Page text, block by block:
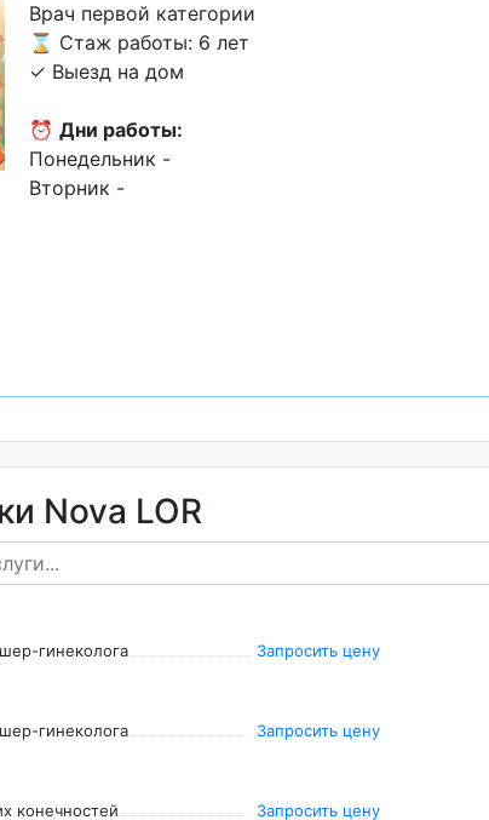
Врач первой категории
⌛ Стаж работы: 6 лет
✓ Выезд на дом
⏰ Дни работы:
Понедельник -
Вторник -
Nova LOR
гинеколога Запросить цену
гинеколога Запросить цену
конечностей Запросить цену